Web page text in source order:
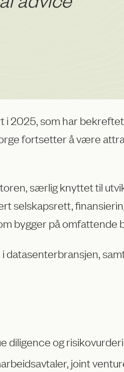
2025, som har
fortsetter å være
særlig knyttet til
selskapsrett,
bygger på omfattende
diligence og
joint